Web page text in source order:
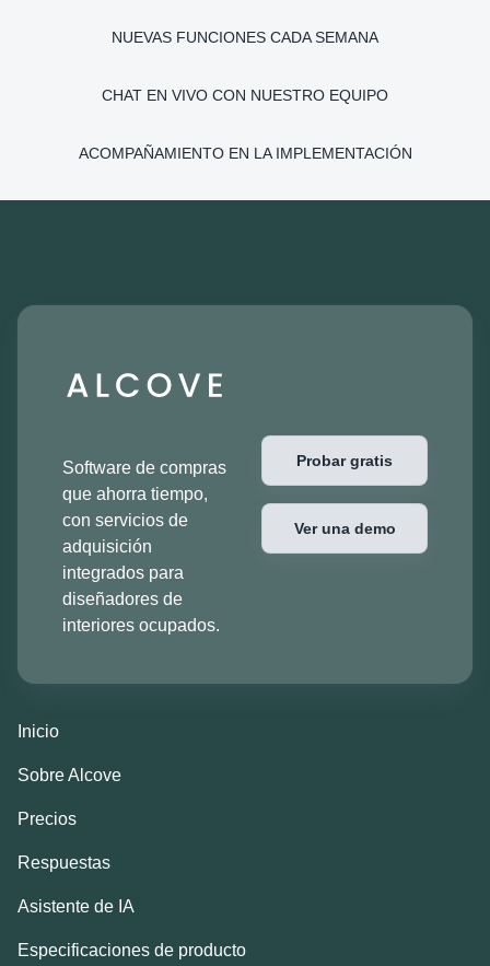
NUEVAS FUNCIONES CADA SEMANA
CHAT EN VIVO CON NUESTRO EQUIPO
ACOMPAÑAMIENTO EN LA IMPLEMENTACIÓN
Software de compras
que ahorra tiempo,
con servicios de
adquisición
integrados para
diseñadores de
interiores ocupados.
Probar gratis
Ver una demo
Inicio
Sobre Alcove
Precios
Respuestas
Asistente de IA
Especificaciones de producto